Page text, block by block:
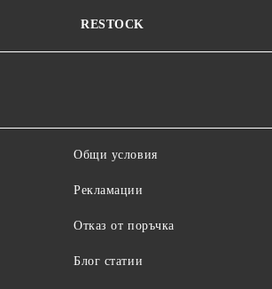
RESTOCK
Общи условия
Рекламации
Отказ от поръчка
Блог статии